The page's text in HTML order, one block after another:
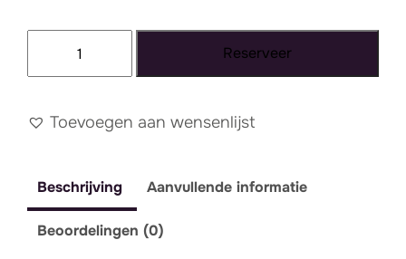
aantal
Reserveer
Toevoegen aan wensenlijst
Beschrijving Aanvullende informatie
Beoordelingen (0)